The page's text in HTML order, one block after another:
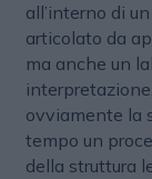
all’interno di
articolato da
ma anche un
ovviamente la
tempo un
della struttura